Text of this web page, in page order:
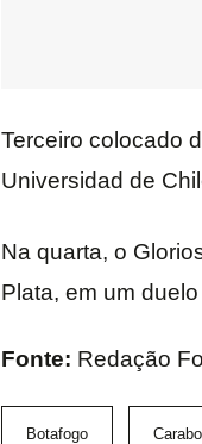
Terceiro colocado
Universidad de
Na quarta, o
Plata, em um
Fonte: Redação
Botafogo